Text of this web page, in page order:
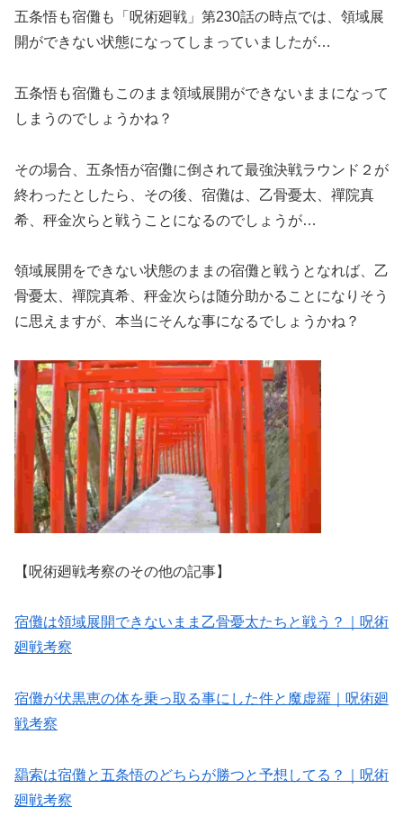
五条悟も宿儺も「呪術廻戦」第230話の時点では、領域展
開ができない状態になってしまっていましたが…
五条悟も宿儺もこのまま領域展開ができないままになって
しまうのでしょうかね？
その場合、五条悟が宿儺に倒されて最強決戦ラウンド２が
終わったとしたら、その後、宿儺は、乙骨憂太、禪院真
希、秤金次らと戦うことになるのでしょうが…
領域展開をできない状態のままの宿儺と戦うとなれば、乙
骨憂太、禪院真希、秤金次らは随分助かることになりそう
に思えますが、本当にそんな事になるでしょうかね？
【呪術廻戦考察のその他の記事】
宿儺は領域展開できないまま乙骨憂太たちと戦う？｜呪術
廻戦考察
宿儺が伏黒恵の体を乗っ取る事にした件と魔虚羅｜呪術廻
戦考察
羂索は宿儺と五条悟のどちらが勝つと予想してる？｜呪術
廻戦考察